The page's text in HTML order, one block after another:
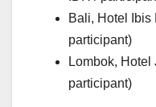
Bali, Hotel Ibis
participant)
Lombok,
participant)